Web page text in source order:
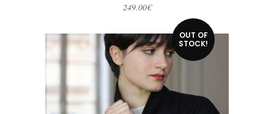
249.00€
OUT OF
STOCK!